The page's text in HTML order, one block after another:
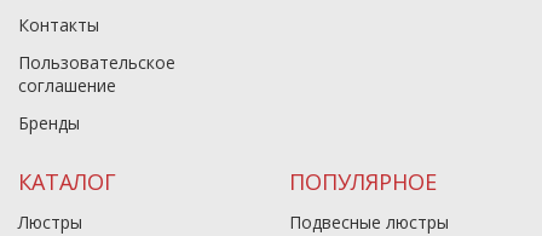
Контакты
Пользовательское
соглашение
Бренды
КАТАЛОГ
Люстры
ПОПУЛЯРНОЕ
Подвесные люстры